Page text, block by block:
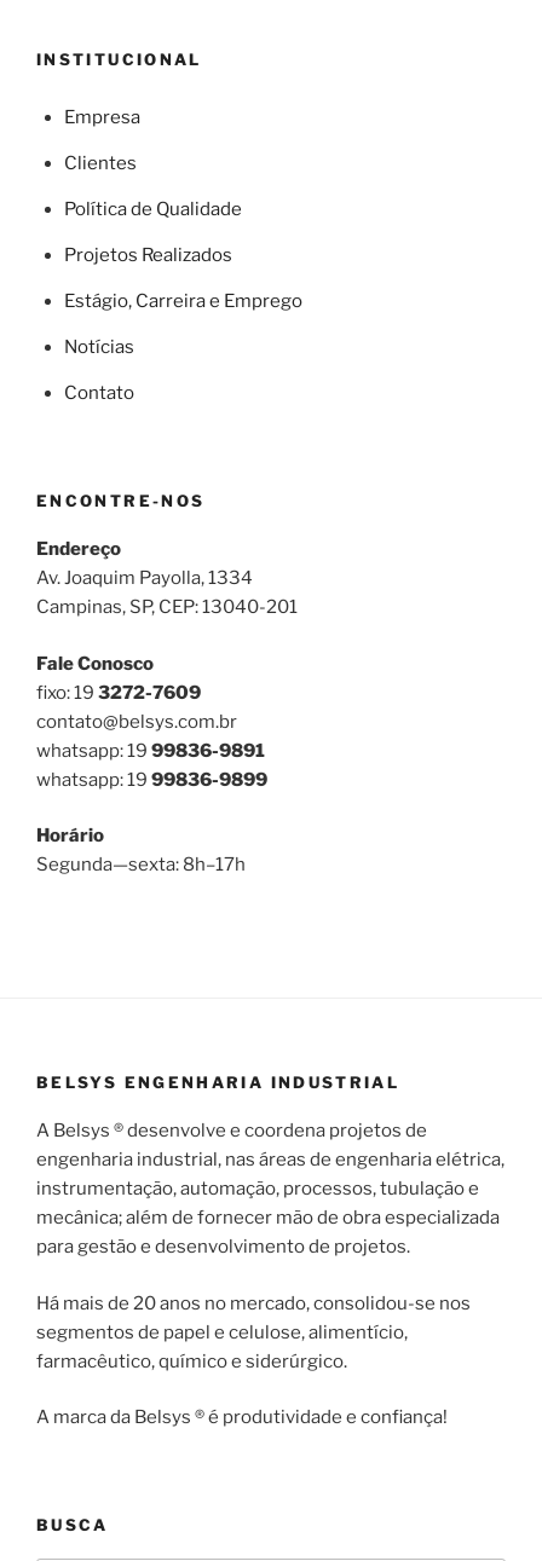
INSTITUCIONAL
Empresa
Clientes
Política de Qualidade
Projetos Realizados
Estágio, Carreira e Emprego
Notícias
Contato
ENCONTRE-NOS
Endereço
Av. Joaquim Payolla, 1334
Campinas, SP, CEP: 13040-201
Fale Conosco
fixo: 19 3272-7609
contato@belsys.com.br
whatsapp: 19 99836-9891
whatsapp: 19 99836-9899
Horário
Segunda—sexta: 8h–17h
BELSYS ENGENHARIA INDUSTRIAL
A Belsys ® desenvolve e coordena projetos de
engenharia industrial, nas áreas de engenharia elétrica,
instrumentação, automação, processos, tubulação e
mecânica; além de fornecer mão de obra especializada
para gestão e desenvolvimento de projetos.
Há mais de 20 anos no mercado, consolidou-se nos
segmentos de papel e celulose, alimentício,
farmacêutico, químico e siderúrgico.
A marca da Belsys ® é produtividade e confiança!
BUSCA